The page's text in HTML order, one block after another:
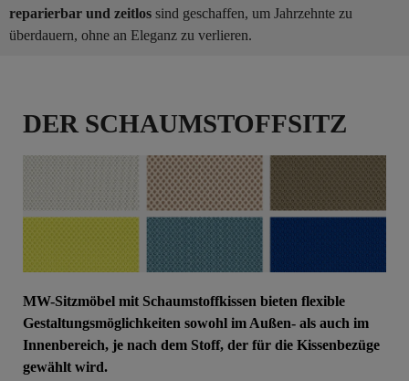
reparierbar und zeitlos sind geschaffen, um Jahrzehnte zu
überdauern, ohne an Eleganz zu verlieren.
DER SCHAUMSTOFFSITZ
MW-Sitzmöbel mit Schaumstoffkissen bieten flexible
Gestaltungsmöglichkeiten sowohl im Außen- als auch im
Innenbereich, je nach dem Stoff, der für die Kissenbezüge
gewählt wird.